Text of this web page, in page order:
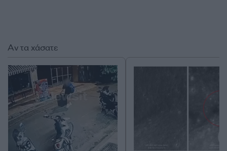
Αν τα χάσατε